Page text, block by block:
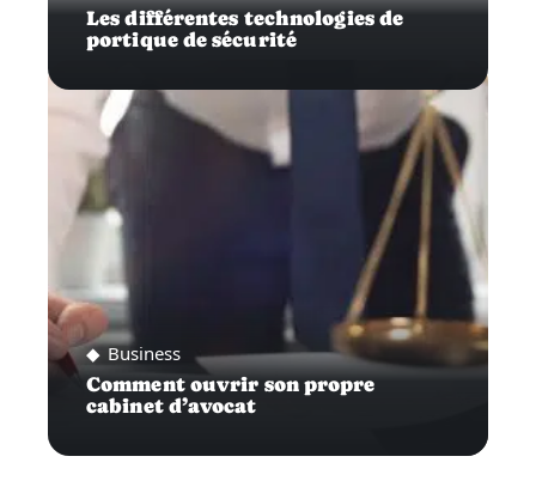
Les différentes technologies de
portique de sécurité
Business
Comment ouvrir son propre
cabinet d’avocat